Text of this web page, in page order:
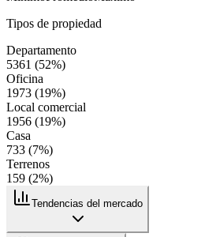
Tipos de propiedad
Departamento
5361 (52%)
Oficina
1973 (19%)
Local comercial
1956 (19%)
Casa
733 (7%)
Terrenos
159 (2%)
Tendencias del mercado